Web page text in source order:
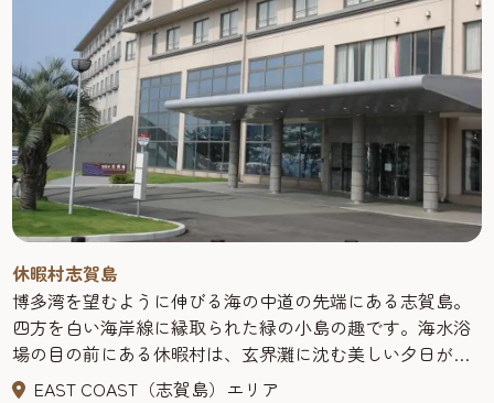
休暇村志賀島
博多湾を望むように伸びる海の中道の先端にある志賀島。
四方を白い海岸線に縁取られた緑の小島の趣です。海水浴
場の目の前にある休暇村は、玄界灘に沈む美しい夕日が自
慢、平成18年にリニューアルオープンしたお部屋は、全室
EAST COAST（志賀島）エリア